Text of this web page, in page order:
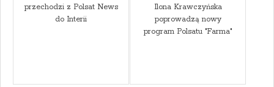
przechodzi z Polsat News
do Interii
Ilona Krawczyńska
poprowadzą nowy
program Polsatu "Farma"